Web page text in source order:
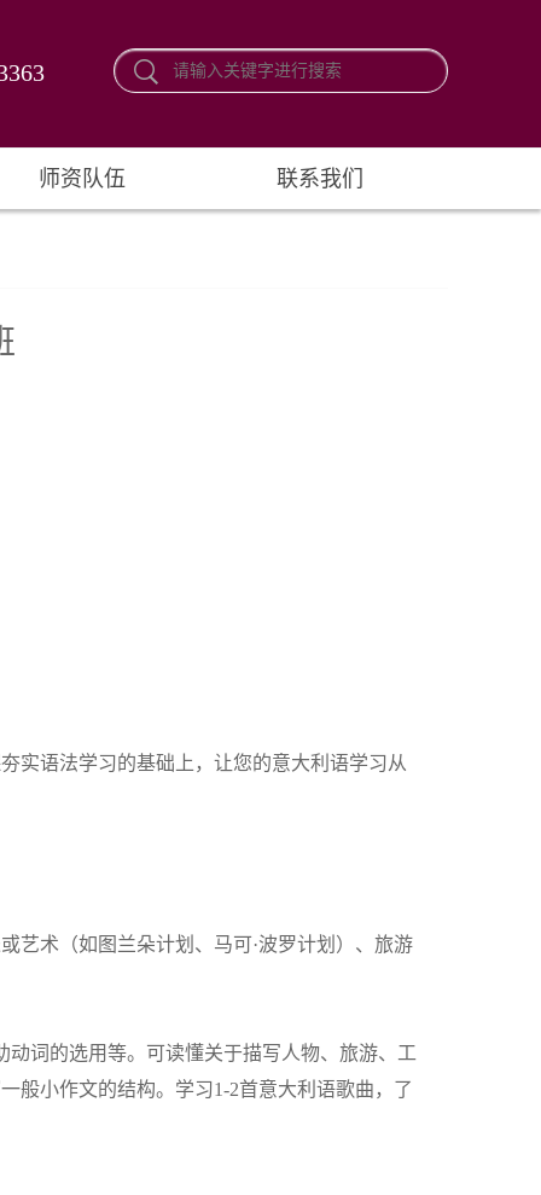
师资队伍 联系我们
实语法学习的基础上，让您的意大利语学习从
艺术（如图兰朵计划、马可·波罗计划）、旅游
词的选用等。可读懂关于描写人物、旅游、工
般小作文的结构。学习1-2首意大利语歌曲，了